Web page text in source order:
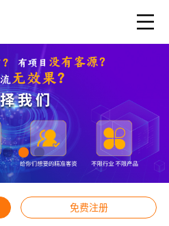
免费注册